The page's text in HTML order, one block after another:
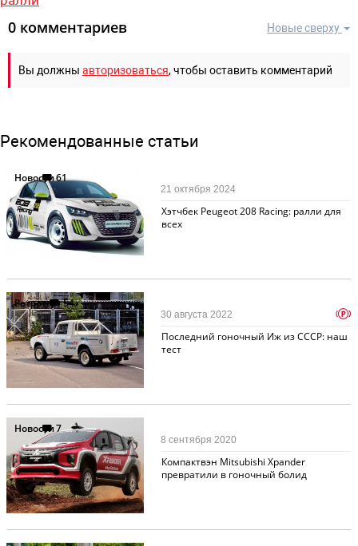
Новые сверху
0 комментариев
Вы должны авторизоваться, чтобы оставить комментарий
Рекомендованные статьи
Новости61
Хэтчбек Peugeot 208 Racing: ралли для
всех
21 октября 2024
Ретротест54
Последний гоночный Иж из СССР: наш
тест
30 августа 2022 p
Новости7
Компактвэн Mitsubishi Xpander
превратили в гоночный болид
8 сентября 2020